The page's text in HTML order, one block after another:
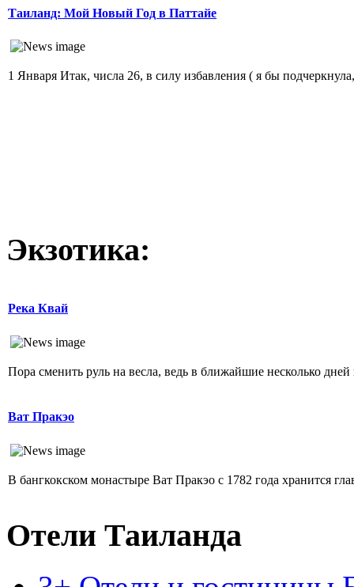
Таиланд: Мой Новый Год в Паттайе
1 Января Итак, числа 26, в силу избавления ( я бы
Экзотика:
Река Квай
Пора сменить руль на весла, ведь в ближайшие несколько дней
Ват Пракэо
В бангкокском монастыре Ват Пракэо с 1782 года хранится
Отели Таиланда